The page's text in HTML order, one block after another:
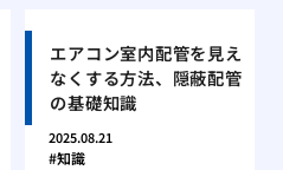
エアコン室内配管を見え
なくする方法、隠蔽配管
の基礎知識
2025.08.21
知識